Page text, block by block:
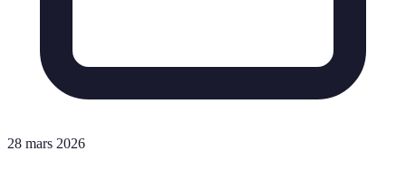
28 mars 2026